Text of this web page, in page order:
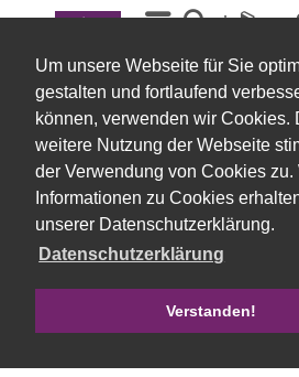
Um unsere Webseite für Sie
gestalten und fortlaufend
können, verwenden wir Cookies.
weitere Nutzung der Webseite
der Verwendung von Cookies zu.
Informationen zu Cookies
unserer Datenschutzerklärung.
Datenschutzerklärung
Verstanden!
Menü
Übersicht Rondellas
Blumella-Fleece, 44 cm
25 Stück